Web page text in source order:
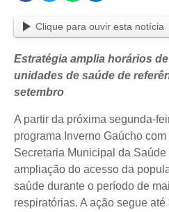
Clique para ouvir esta notícia
Estratégia amplia horários
unidades de saúde de
setembro
A partir da próxima segunda-
programa Inverno Gaúcho
Secretaria Municipal da Saúde
ampliação do acesso da
saúde durante o período de
respiratórias. A ação segue